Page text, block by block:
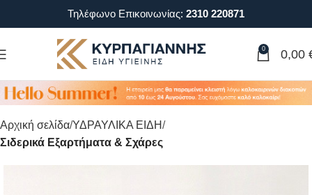
Τηλέφωνο Επικοινωνίας: 2310 220871
0 0,00
Αρχική σελίδα ΥΔΡΑΥΛΙΚΑ ΕΙΔΗ
Σιδερικά Εξαρτήματα & Σχάρες